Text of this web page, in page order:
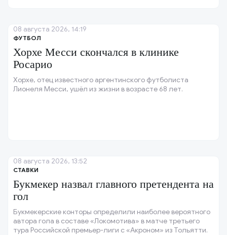
ФУТБОЛ
Хорхе Месси скончался в клинике
Росарио
Хорхе, отец известного аргентинского футболиста
Лионеля Месси, ушёл из жизни в возрасте 68 лет.
08 августа 2026, 14:19
СТАВКИ
Букмекер назвал главного претендента на
гол
Букмекерские конторы определили наиболее вероятного
автора гола в составе «Локомотива» в матче третьего
тура Российской премьер-лиги с «Акроном» из Тольятти.
08 августа 2026, 13:52